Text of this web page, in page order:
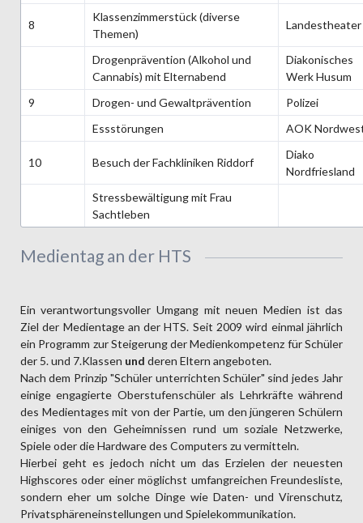
8
Klassenzimmerstück (diverse
Themen)
Landestheater
Drogenprävention (Alkohol und
Cannabis) mit Elternabend
Diakonisches
Werk Husum
9
Drogen- und Gewaltprävention
Polizei
Essstörungen
AOK
10 Besuch der Fachkliniken Riddorf
Diako
Nordfriesland
Stressbewältigung mit Frau
Sachtleben
Medientag an der HTS
Ein verantwortungsvoller Umgang mit neuen Medien ist das
Ziel der Medientage an der HTS. Seit 2009 wird einmal jährlich
ein Programm zur Steigerung der Medienkompetenz für Schüler
der 5. und 7.Klassen und deren Eltern angeboten.
Nach dem Prinzip "Schüler unterrichten Schüler" sind jedes Jahr
einige engagierte Oberstufenschüler als Lehrkräfte während
des Medientages mit von der Partie, um den jüngeren Schülern
einiges von den Geheimnissen rund um soziale Netzwerke,
Spiele oder die Hardware des Computers zu vermitteln.
Hierbei geht es jedoch nicht um das Erzielen der neuesten
Highscores oder einer möglichst umfangreichen Freundesliste,
sondern eher um solche Dinge wie Daten- und Virenschutz,
Privatsphäreneinstellungen und Spielekommunikation.